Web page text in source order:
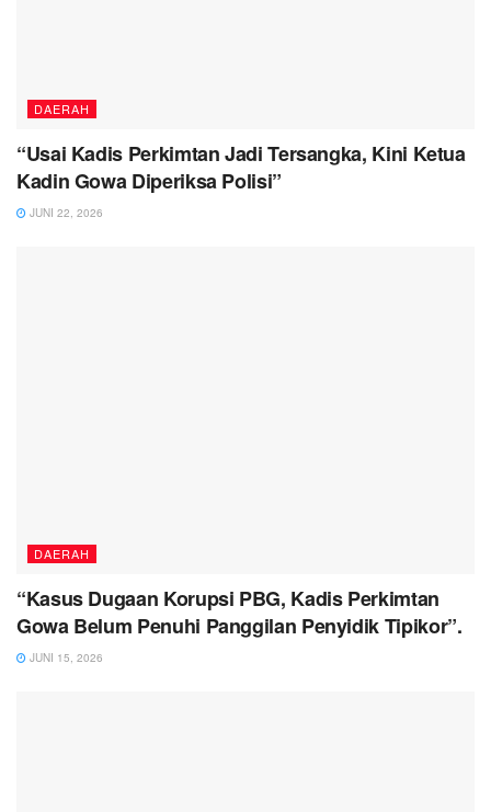
DAERAH
“Usai Kadis Perkimtan Jadi Tersangka, Kini Ketua
Kadin Gowa Diperiksa Polisi”
JUNI 22, 2026
DAERAH
“Kasus Dugaan Korupsi PBG, Kadis Perkimtan
Gowa Belum Penuhi Panggilan Penyidik Tipikor”.
JUNI 15, 2026